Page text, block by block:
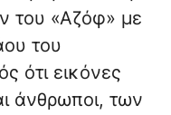
του «Αζόφ» με
του
ότι εικόνες
άνθρωποι, των